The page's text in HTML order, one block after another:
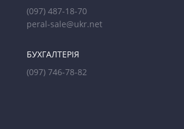
(097) 487-18-70
peral-sale@ukr.net
БУХГАЛТЕРІЯ
(097) 746-78-82